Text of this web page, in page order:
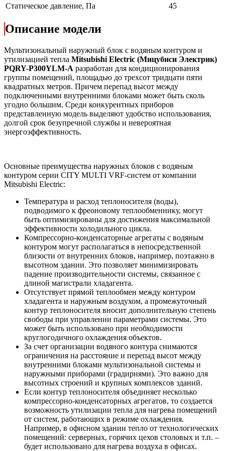
Статическое давление, Па 45
Описание модели
Мультизональный наружный блок с водяным контуром и
утилизацией тепла Mitsubishi Electric (Мицубиси Электрик)
PQRY-P300YLM-A разработан для кондиционирования
группы помещений, площадью до трехсот тридцати пяти
квадратных метров. Причем перепад высот между
подключенными внутренними блоками может быть сколь
угодно большим. Среди конкурентных приборов
представленную модель выделяют удобство использования,
долгой срок безупречной службы и невероятная
энергоэффективность.
Основные преимущества наружных блоков с водяным
контуром серии CITY MULTI VRF-систем от компании
Mitsubishi Electric:
Температура и расход теплоносителя (воды),
подводимого к фреоновому теплообменнику, могут
быть оптимизированы для достижения максимальной
эффективности холодильного цикла.
Компрессорно-конденсаторные агрегаты с водяным
контуром могут располагаться в непосредственной
близости от внутренних блоков, например, поэтажно в
высотном здании. Это позволяет минимизировать
падение производительности системы, связанное с
длиной магистрали хладагента.
Отсутствует прямой теплообмен между контуром
хладагента и наружным воздухом, а промежуточный
контур теплоносителя вносит дополнительную степень
свободы при управлении параметрами системы. Это
может быть использовано при необходимости
круглогодичного охлаждения объектов.
За счет организации водяного контура снимаются
ограничения на расстояние и перепад высот между
внутренними блоками мультизональной системы и
наружными приборами (градирнями). Это важно для
высотных строений и крупных комплексов зданий.
Если контур теплоносителя объединяет несколько
компрессорно-конденсаторных агрегатов, то создается
возможность утилизации тепла для нагрева помещений
от систем, работающих в режиме охлаждения.
Например, в офисном здании тепло от технологических
помещений: серверных, горячих цехов столовых и т.п. –
будет использовано для нагрева воздуха в офисах.